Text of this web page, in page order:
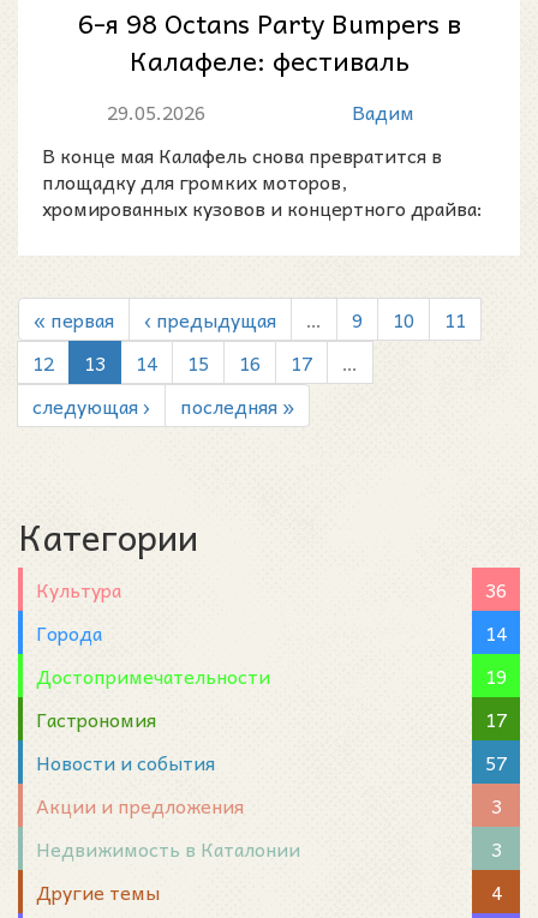
6-я 98 Octans Party Bumpers в
Калафеле: фестиваль
американских авто,
мотоциклов и рок-н-ро...
29.05.2026
Вадим
В конце мая Калафель снова превратится в
площадку для громких моторов,
хромированных кузовов и концертного драйва:
« первая ‹ предыдущая … 9 10
11
12
13 14 15 16 17
…
следующая ›
последняя »
Категории
Культура
36
Города
14
Достопримечательности
19
Гастрономия
17
Новости и события
57
Акции и предложения
3
Недвижимость в Каталонии
3
Другие темы
4